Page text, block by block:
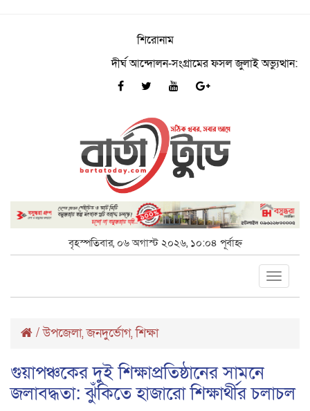
শিরোনাম
দীর্ঘ আন্দোলন-সংগ্রামের ফসল জুলাই অভ্যুত্থান: আসলাম
বৃহস্পতিবার, ০৬ অগাস্ট ২০২৬, ১০:০৪ পূর্বাহ্ন
Toggle
/উপজেলা,জনদুর্ভোগ,শিক্ষা
গুয়াপঞ্চকের দুই শিক্ষাপ্রতিষ্ঠানের সামনে
জলাবদ্ধতা: ঝুঁকিতে হাজারো শিক্ষার্থীর চলাচল